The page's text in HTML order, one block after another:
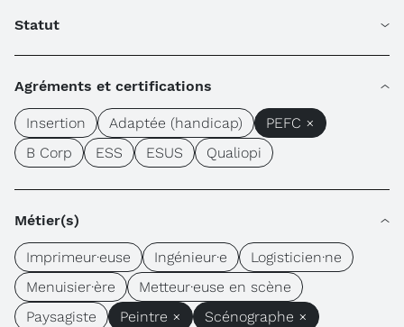
Statut
Agréments et certifications
Insertion Adaptée (handicap)
PEFC ×
B Corp
ESS ESUS Qualiopi
Métier(s)
Imprimeur·euse Ingénieur·e
Logisticien·ne
Menuisier·ère
Metteur·euse en scène
Paysagiste
Peintre ×
Scénographe ×